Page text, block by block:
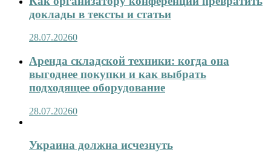
доклады в тексты и статьи
28.07.20260
Аренда складской техники: когда она
выгоднее покупки и как выбрать
подходящее оборудование
28.07.20260
Украина должна исчезнуть